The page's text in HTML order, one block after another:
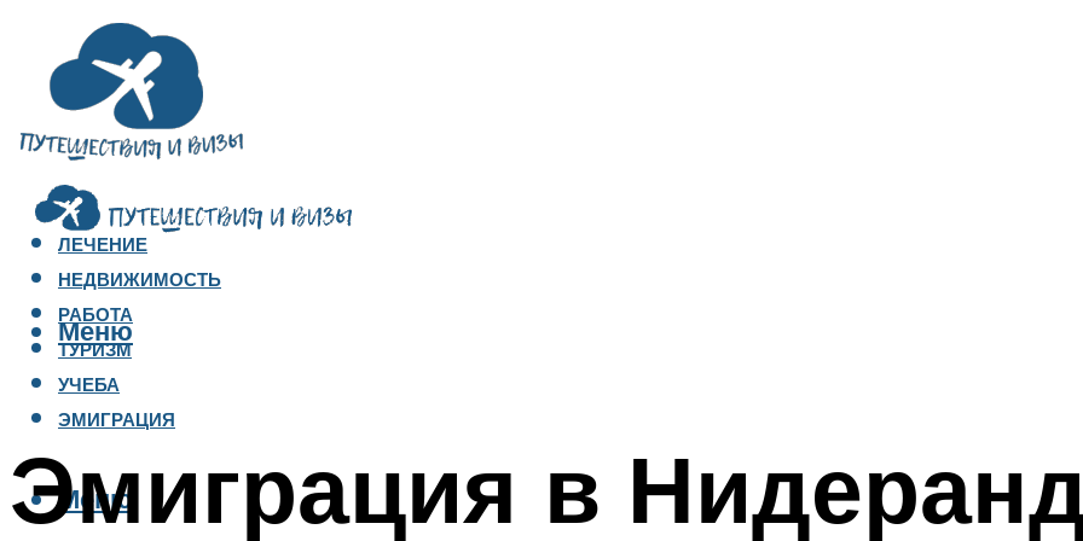
ЛЕЧЕНИЕ
НЕДВИЖИМОСТЬ
РАБОТА
ТУРИЗМ
УЧЕБА
ЭМИГРАЦИЯ
Меню
Меню
Эмиграция в